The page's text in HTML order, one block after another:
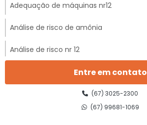
Adequação de máquinas nr12
Análise de risco de amônia
Análise de risco nr 12
Análise de risco nr 12 preço
Análise preliminar de risco nr 12
Entre em contato
(67) 3025-2300
(67) 99681-1069